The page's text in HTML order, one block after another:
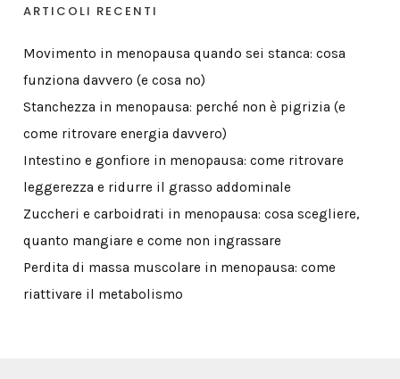
ARTICOLI RECENTI
Movimento in menopausa quando sei stanca: cosa
funziona davvero (e cosa no)
Stanchezza in menopausa: perché non è pigrizia (e
come ritrovare energia davvero)
Intestino e gonfiore in menopausa: come ritrovare
leggerezza e ridurre il grasso addominale
Zuccheri e carboidrati in menopausa: cosa scegliere,
quanto mangiare e come non ingrassare
Perdita di massa muscolare in menopausa: come
riattivare il metabolismo